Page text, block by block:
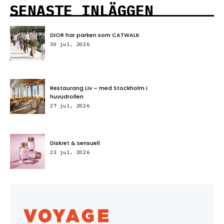
SENASTE INLÄGGEN
DIOR har parken som CATWALK
30 jul, 2026
Restaurang Liv – med Stockholm i
huvudrollen
27 jul, 2026
Diskret & sensuell
23 jul, 2026